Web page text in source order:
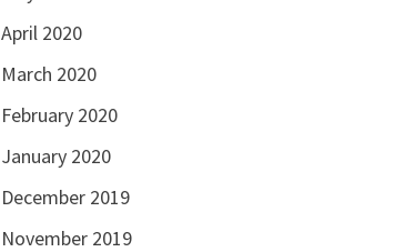
April 2020
March 2020
February 2020
January 2020
December 2019
November 2019